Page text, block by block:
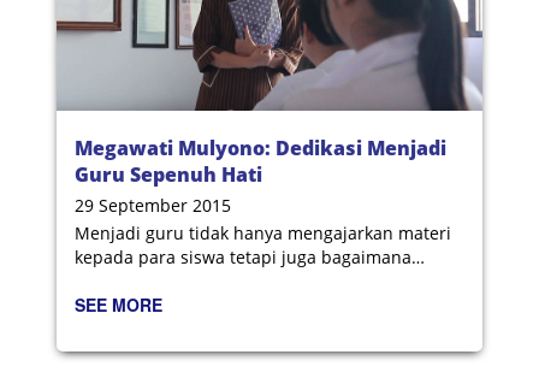
Megawati Mulyono: Dedikasi Menjadi
Guru Sepenuh Hati
29 September 2015
Menjadi guru tidak hanya mengajarkan materi
kepada para siswa tetapi juga bagaimana
SEE MORE